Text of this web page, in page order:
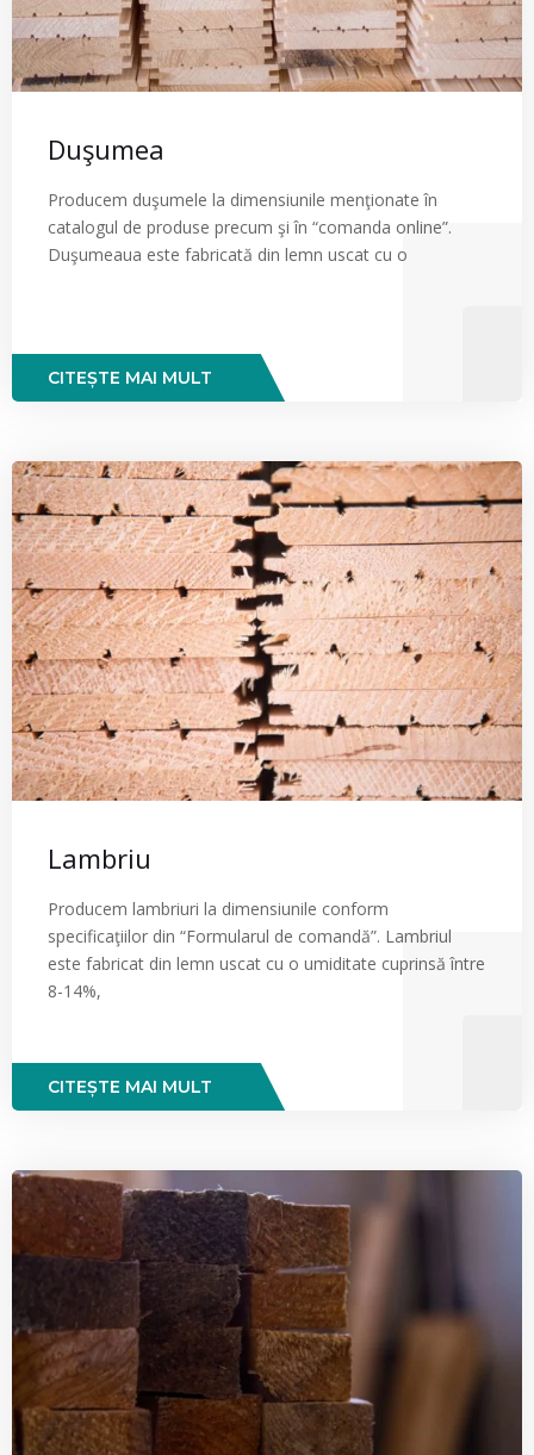
Duşumea
Producem duşumele la dimensiunile menţionate în
catalogul de produse precum şi în “comanda online”.
Duşumeaua este fabricată din lemn uscat cu o
CITEȘTE MAI MULT
Lambriu
Producem lambriuri la dimensiunile conform
specificaţiilor din “Formularul de comandă”. Lambriul
este fabricat din lemn uscat cu o umiditate cuprinsă între
8-14%,
CITEȘTE MAI MULT